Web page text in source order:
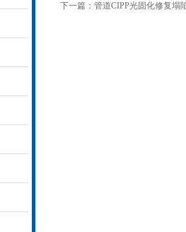
下一篇： 管道CIPP光固化修复塌